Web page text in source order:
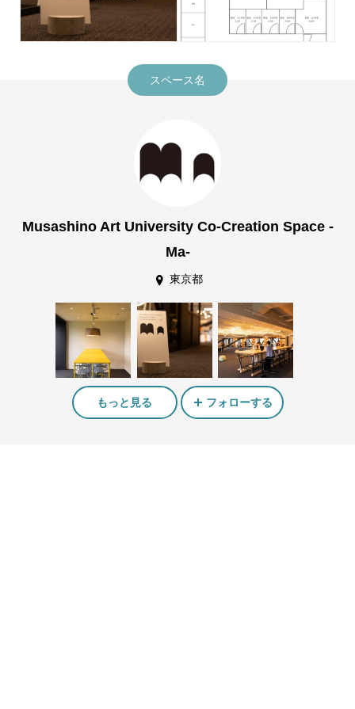
スペース名
Musashino Art University Co-Creation Space -
Ma-
東京都
もっと見る フォローする